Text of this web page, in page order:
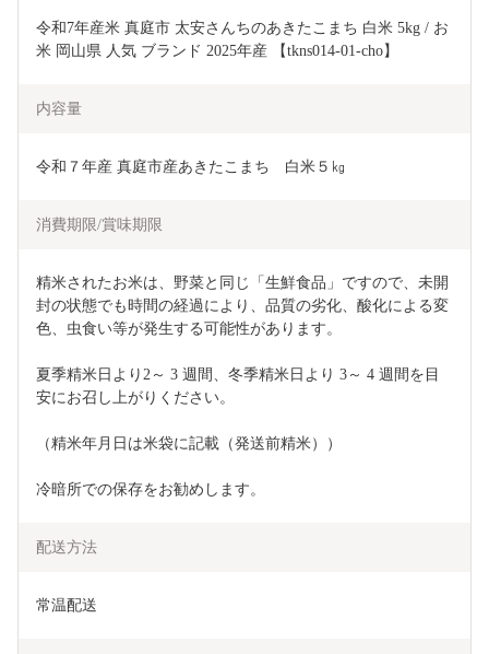
令和7年産米 真庭市 太安さんちのあきたこまち 白米 5kg / お
米 岡山県 人気 ブランド 2025年産 【tkns014-01-cho】
内容量
令和７年産 真庭市産あきたこまち　白米５㎏
消費期限/賞味期限
精米されたお米は、野菜と同じ「生鮮食品」ですので、未開
封の状態でも時間の経過により、品質の劣化、酸化による変
色、虫食い等が発生する可能性があります。
夏季精米日より2～ 3 週間、冬季精米日より 3～ 4 週間を目
安にお召し上がりください。
（精米年月日は米袋に記載（発送前精米））
冷暗所での保存をお勧めします。
配送方法
常温配送